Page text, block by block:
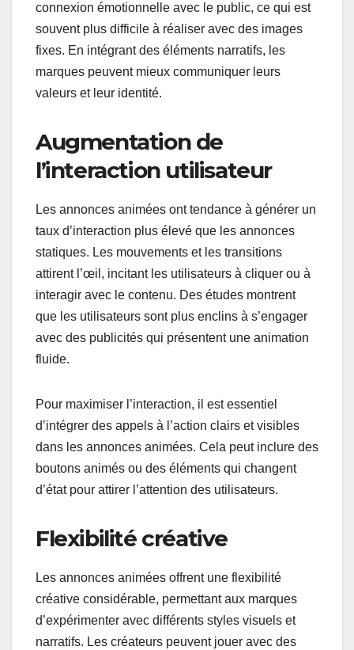
connexion émotionnelle avec le public, ce qui est
souvent plus difficile à réaliser avec des images
fixes. En intégrant des éléments narratifs, les
marques peuvent mieux communiquer leurs
valeurs et leur identité.
Augmentation de
l’interaction utilisateur
Les annonces animées ont tendance à générer un
taux d’interaction plus élevé que les annonces
statiques. Les mouvements et les transitions
attirent l’œil, incitant les utilisateurs à cliquer ou à
interagir avec le contenu. Des études montrent
que les utilisateurs sont plus enclins à s’engager
avec des publicités qui présentent une animation
fluide.
Pour maximiser l’interaction, il est essentiel
d’intégrer des appels à l’action clairs et visibles
dans les annonces animées. Cela peut inclure des
boutons animés ou des éléments qui changent
d’état pour attirer l’attention des utilisateurs.
Flexibilité créative
Les annonces animées offrent une flexibilité
créative considérable, permettant aux marques
d’expérimenter avec différents styles visuels et
narratifs. Les créateurs peuvent jouer avec des